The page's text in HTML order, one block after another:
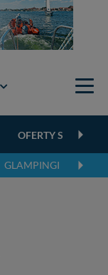
Giżycko
OFERTY
GLAMPINGI